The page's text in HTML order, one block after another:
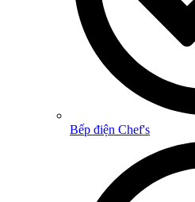
Bếp điện Chef's